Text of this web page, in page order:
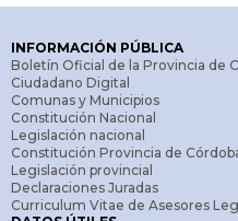
INFORMACIÓN PÚBLICA
Boletín Oficial de la Provincia de
Ciudadano Digital
Comunas y Municipios
Constitución Nacional
Legislación nacional
Constitución Provincia de
Legislación provincial
Declaraciones Juradas
Curriculum Vitae de Asesores